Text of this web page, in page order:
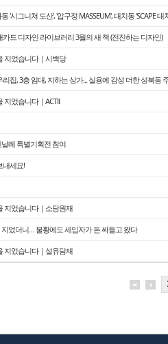
'시그니쳐 도산', '압구정 MASSEUM', 대치동 'SCAPE 대
드 디자인 라이브러리 3월의 새 책 (전진하는 디자인)
지었습니다｜시백당
집, 3층 임대, 지하는 상가... 실용에 감성 더한 성북동
지었습니다｜ACTⅡ
레 특별기획전 참여
내세요!
지었습니다｜소담원재
었더니… 불황에도 세입자가 돈 싸들고 왔다
지었습니다｜설유담재